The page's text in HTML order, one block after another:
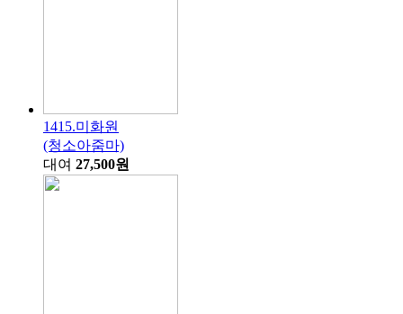
1415.미화원
(청소아줌마)
대여 27,500원